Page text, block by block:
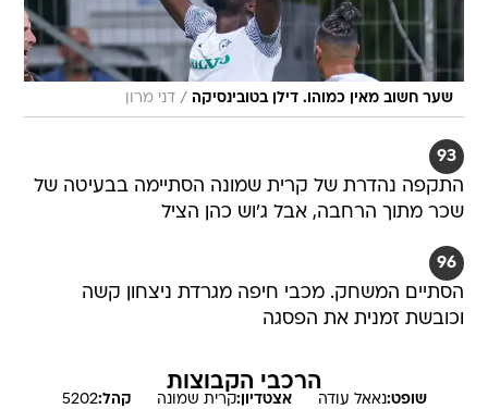
שער חשוב מאין כמוהו. דילן בטובינסיקה / דני מרון
93
התקפה נהדרת של קרית שמונה הסתיימה בבעיטה של
שכר מתוך הרחבה, אבל ג'וש כהן הציל
96
הסתיים המשחק. מכבי חיפה מגרדת ניצחון קשה
וכובשת זמנית את הפסגה
הרכבי הקבוצות
שופט:נאאל עודה אצטדיון:קרית שמונה קהל:5202